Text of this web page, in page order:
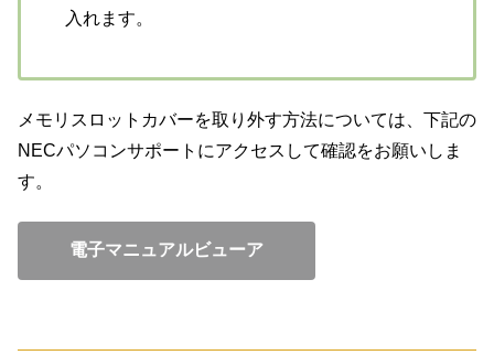
入れます。
メモリスロットカバーを取り外す方法については、下記の
NECパソコンサポートにアクセスして確認をお願いしま
す。
電子マニュアルビューア